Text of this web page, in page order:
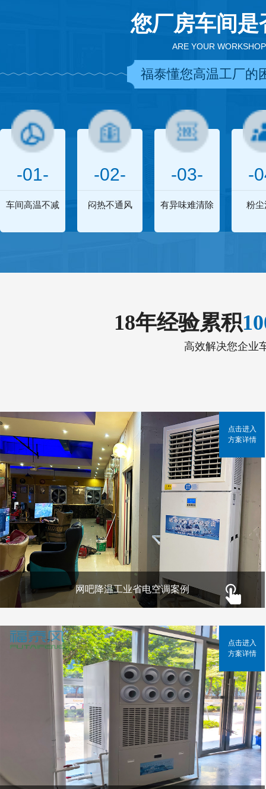
您厂房车间
ARE YOUR
福泰懂您高温工厂的
-01-
车间高温不减
-02-
闷热不通风
-03-
有异味难清除
-
粉尘
18年经验累积
高效解决您企业
网吧降温工业省电空调案例
点击进入
方案详情
点击进入
方案详情